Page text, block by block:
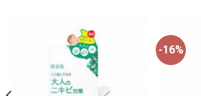
-16%